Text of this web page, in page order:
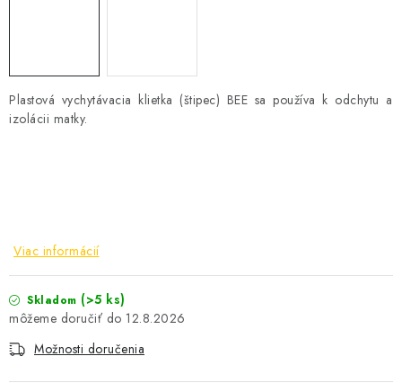
NOVINKY
Kamenná predajňa
Kontakty
Doprava a platba
Najčastejšie otázky FAQ
Fotogaléria
Obchodné podmienky
Plastová vychytávacia klietka (štipec) BEE sa používa k odchytu a
izolácii matky.
Viac informácií
Skladom (>5 ks)
12.8.2026
Možnosti doručenia